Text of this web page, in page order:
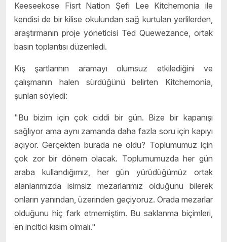
Keeseekose Fisrt Nation Şefi Lee Kitchemonia ile
kendisi de bir kilise okulundan sağ kurtulan yerlilerden,
araştırmanın proje yöneticisi Ted Quewezance, ortak
basın toplantısı düzenledi.
Kış şartlarının aramayı olumsuz etkilediğini ve
çalışmanın halen sürdüğünü belirten Kitchemonia,
şunları söyledi:
"Bu bizim için çok ciddi bir gün. Bize bir kapanışı
sağlıyor ama aynı zamanda daha fazla soru için kapıyı
açıyor. Gerçekten burada ne oldu? Toplumumuz için
çok zor bir dönem olacak. Toplumumuzda her gün
araba kullandığımız, her gün yürüdüğümüz ortak
alanlarımızda isimsiz mezarlarımız olduğunu bilerek
onların yanından, üzerinden geçiyoruz. Orada mezarlar
olduğunu hiç fark etmemiştim. Bu saklanma biçimleri,
en incitici kısım olmalı."